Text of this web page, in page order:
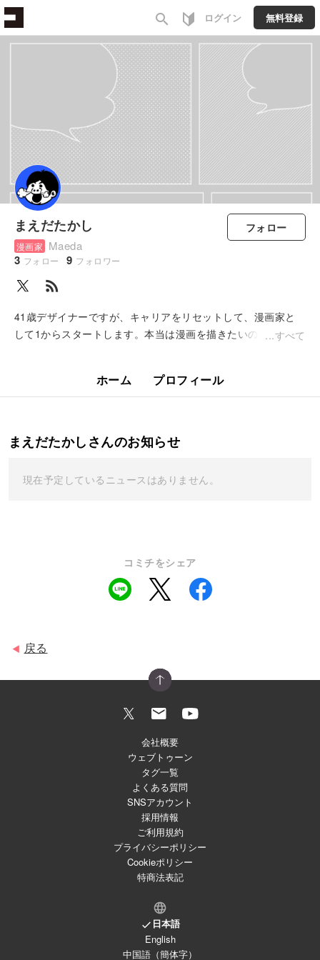
search ログイン 無料登録
まえだたかし
漫画家 Maeda
3 フォロー 9 フォロワー
フォロー
rss_feed
41歳デザイナーですが、キャリアをリセットして、漫画家と
して1からスタートします。本当は漫画を描きたいのに誰にも
すべて
ホーム プロフィール
まえだたかしさんのお知らせ
現在予定しているニュースはありません。
コミチをシェア
◀ 戻る
会社概要
ウェブトゥーン
タグ一覧
よくある質問
SNSアカウント
採用情報
ご利用規約
プライバシーポリシー
Cookieポリシー
特商法表記
日本語
English
中国語（簡体字）